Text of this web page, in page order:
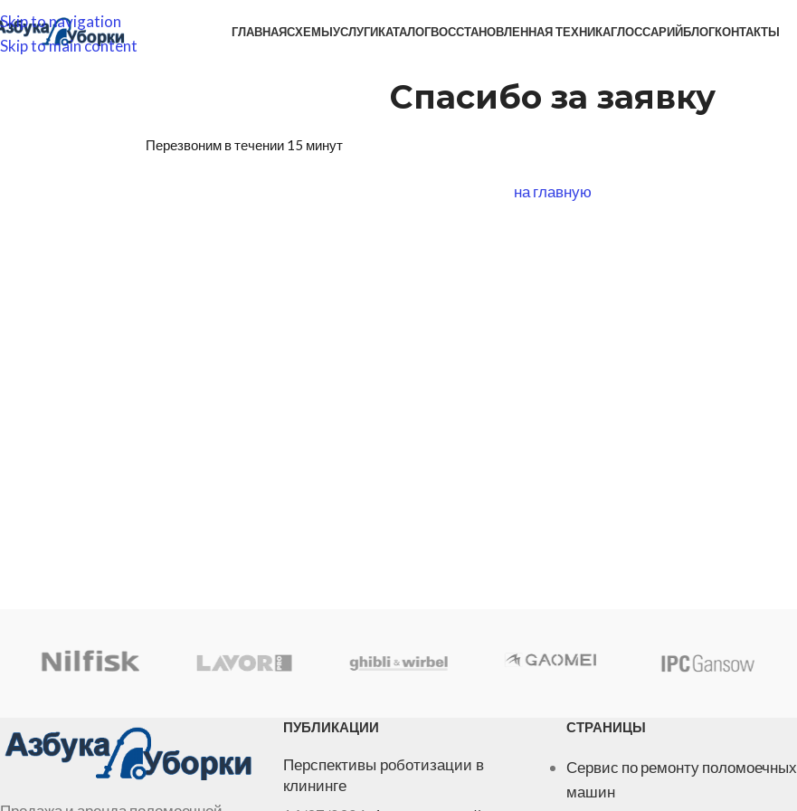
Skip to navigation
Skip to main content
ГЛАВНАЯСХЕМЫУСЛУГИКАТАЛОГВОССТАНОВЛЕННАЯ ТЕХНИКАГЛОССАРИЙБЛОГКОНТАКТЫ
Спасибо за заявку
Перезвоним в течении 15 минут
на главную
ПУБЛИКАЦИИ
Перспективы роботизации в
клининге
СТРАНИЦЫ
Сервис по ремонту поломоечных
машин